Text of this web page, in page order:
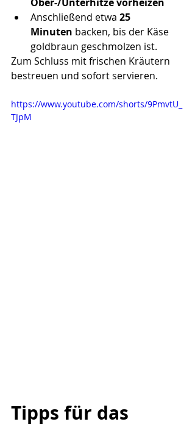
Anschließend etwa 25
Minuten backen, bis der Käse
goldbraun geschmolzen ist.
Zum Schluss mit frischen Kräutern
bestreuen und sofort servieren.
https://www.youtube.com/shorts/9PmvtU_
TJpM
Tipps für das